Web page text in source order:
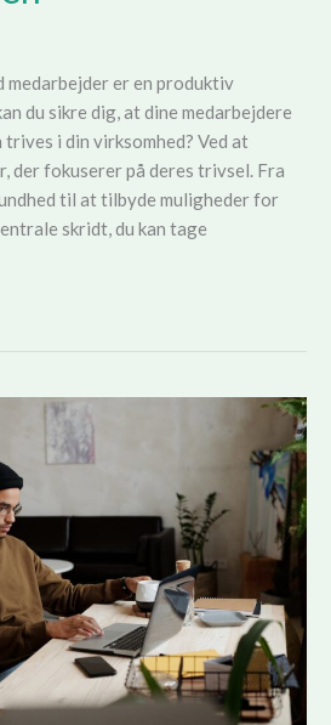
medarbejder er en produktiv
du sikre dig, at dine medarbejdere
trives i din virksomhed? Ved at
der fokuserer på deres trivsel. Fra
til at tilbyde muligheder for
skridt, du kan tage